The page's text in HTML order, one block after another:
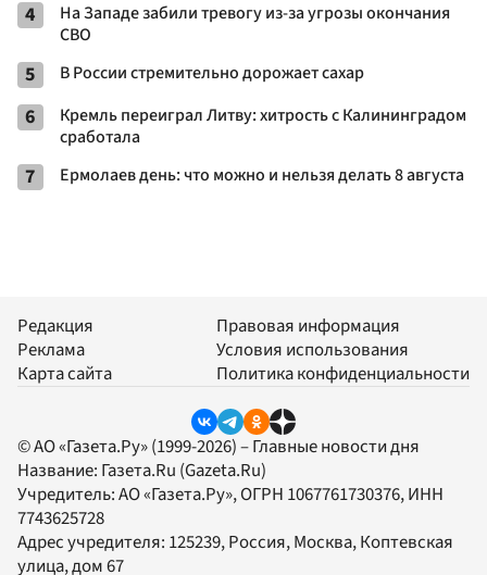
4
На Западе забили тревогу из-за угрозы окончания
СВО
5 В России стремительно дорожает сахар
6
Кремль переиграл Литву: хитрость с Калининградом
сработала
7 Ермолаев день: что можно и нельзя делать 8 августа
Редакция
Реклама
Карта сайта
Правовая информация
Условия использования
Политика конфиденциальности
© АО «Газета.Ру» (1999-2026) – Главные новости дня
Название: Газета.Ru (Gazeta.Ru)
Учредитель:АО «Газета.Ру», ОГРН 1067761730376, ИНН
7743625728
Адрес учредителя: 125239, Россия, Москва, Коптевская
улица, дом 67